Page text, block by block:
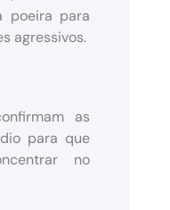
poeira para
agressivos.
as
para que
no